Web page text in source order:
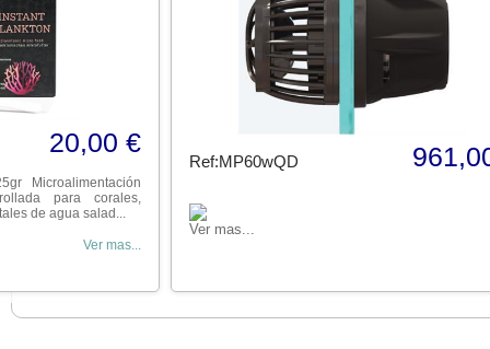
20,00 €
Microalimentación
para corales,
de agua salad...
Ver mas...
Ref:MP60wQD
Ver mas...